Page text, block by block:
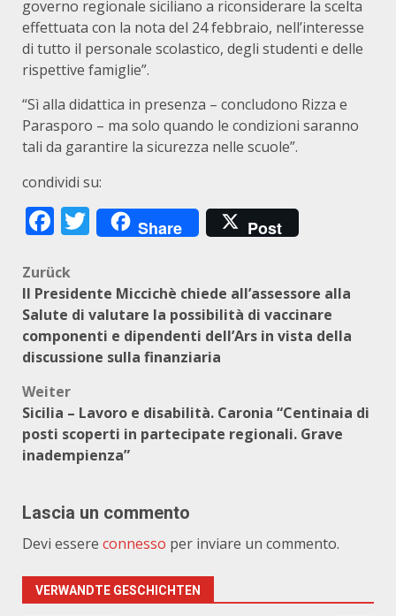
governo regionale siciliano a riconsiderare la scelta
effettuata con la nota del 24 febbraio, nell’interesse
di tutto il personale scolastico, degli studenti e delle
rispettive famiglie”.
“Sì alla didattica in presenza – concludono Rizza e
Parasporo – ma solo quando le condizioni saranno
tali da garantire la sicurezza nelle scuole”.
condividi su:
Facebook
Twitter
Share Post
Beitragsnavigation
Zurück
Il Presidente Miccichè chiede all’assessore alla
Salute di valutare la possibilità di vaccinare
componenti e dipendenti dell’Ars in vista della
discussione sulla finanziaria
Weiter
Sicilia – Lavoro e disabilità. Caronia “Centinaia di
posti scoperti in partecipate regionali. Grave
inadempienza”
Lascia un commento
Devi essere connesso per inviare un commento.
VERWANDTE GESCHICHTEN